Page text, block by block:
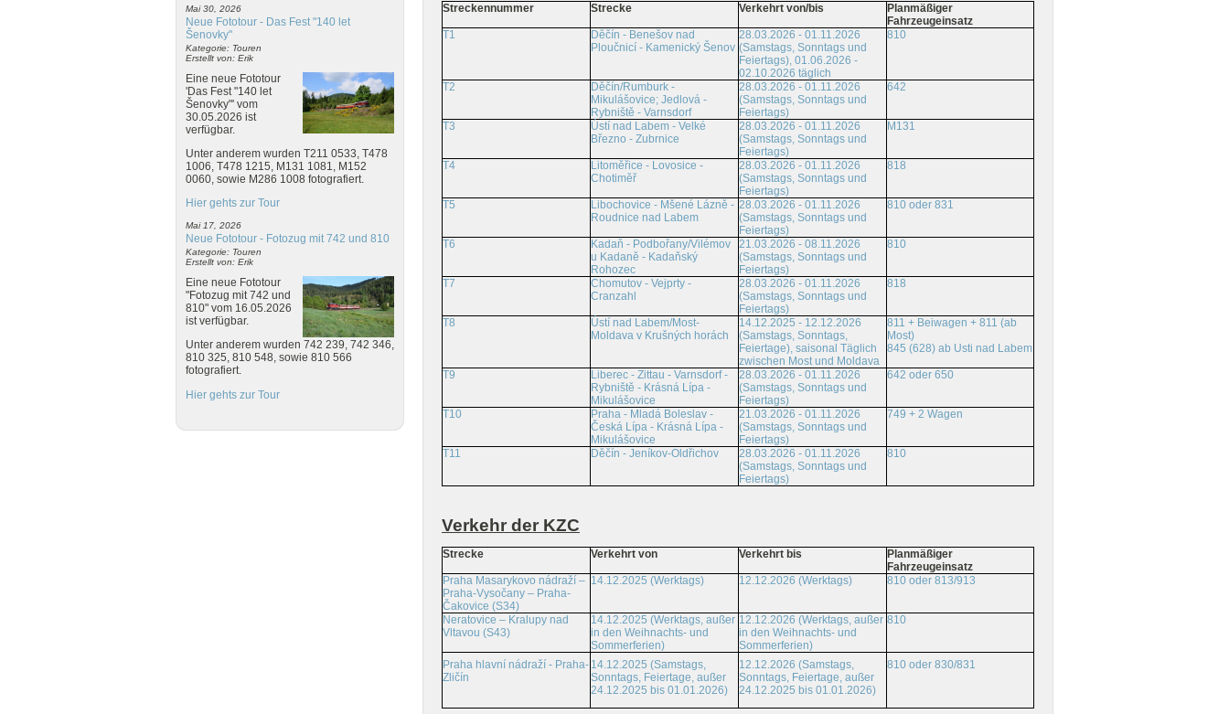
Mai 30, 2026
Neue Fototour - Das Fest "140 let
Šenovky"
Kategorie: Touren
Erstellt von: Erik
Eine neue Fototour
'Das Fest "140 let
Šenovky"' vom
30.05.2026 ist
verfügbar.
Unter anderem wurden T211 0533, T478
1006, T478 1215, M131 1081, M152
0060, sowie M286 1008 fotografiert.
Hier gehts zur Tour
Mai 17, 2026
Neue Fototour - Fotozug mit 742 und 810
Kategorie: Touren
Erstellt von: Erik
Eine neue Fototour
"Fotozug mit 742 und
810" vom 16.05.2026
ist verfügbar.
Unter anderem wurden 742 239, 742 346,
810 325, 810 548, sowie 810 566
fotografiert.
Hier gehts zur Tour
Streckennummer Strecke Verkehrt von/bis
Planmäßiger
Fahrzeugeinsatz
T1
Děčín - Benešov nad
Ploučnicí - Kamenický Šenov
28.03.2026 - 01.11.2026
(Samstags, Sonntags und
Feiertags), 01.06.2026 -
02.10.2026 täglich
810
T2
Děčín/Rumburk -
Mikulášovice; Jedlová -
Rybniště - Varnsdorf
28.03.2026 - 01.11.2026
(Samstags, Sonntags und
Feiertags)
642
T3
Ústí nad Labem - Velké
Březno - Zubrnice
28.03.2026 - 01.11.2026
(Samstags, Sonntags und
Feiertags)
M131
T4
Litoměřice - Lovosice -
Chotiměř
28.03.2026 - 01.11.2026
(Samstags, Sonntags und
Feiertags)
818
T5
Libochovice - Mšené Lázně -
Roudnice nad Labem
28.03.2026 - 01.11.2026
(Samstags, Sonntags und
Feiertags)
810 oder 831
T6
Kadaň - Podbořany/Vilémov
u Kadaně - Kadaňský
Rohozec
21.03.2026 - 08.11.2026
(Samstags, Sonntags und
Feiertags)
810
T7
Chomutov - Vejprty -
Cranzahl
28.03.2026 - 01.11.2026
(Samstags, Sonntags und
Feiertags)
818
T8
Ústí nad Labem/Most-
Moldava v Krušných horách
14.12.2025 - 12.12.2026
(Samstags, Sonntags,
Feiertage), saisonal Täglich
zwischen Most und Moldava
811 + Beiwagen + 811 (ab
Most)
845 (628) ab Usti nad Labem
T9
Liberec - Zittau - Varnsdorf -
Rybniště - Krásná Lípa -
Mikulášovice
28.03.2026 - 01.11.2026
(Samstags, Sonntags und
Feiertags)
642 oder 650
T10
Praha - Mladá Boleslav -
Česká Lípa - Krásná Lípa -
Mikulášovice
21.03.2026 - 01.11.2026
(Samstags, Sonntags und
Feiertags)
749 + 2 Wagen
T11 Děčín - Jeníkov-Oldřichov
28.03.2026 - 01.11.2026
(Samstags, Sonntags und
Feiertags)
810
Verkehr der KZC
Strecke Verkehrt von Verkehrt bis
Planmäßiger
Fahrzeugeinsatz
Praha Masarykovo nádraží –
Praha-Vysočany – Praha-
Čakovice (S34)
14.12.2025 (Werktags) 12.12.2026 (Werktags) 810 oder 813/913
Neratovice – Kralupy nad
Vltavou (S43)
14.12.2025 (Werktags, außer
in den Weihnachts- und
Sommerferien)
12.12.2026 (Werktags, außer
in den Weihnachts- und
Sommerferien)
810
Praha hlavní nádraží - Praha-
Zličín
14.12.2025 (Samstags,
Sonntags, Feiertage, außer
24.12.2025 bis 01.01.2026)
12.12.2026 (Samstags,
Sonntags, Feiertage, außer
24.12.2025 bis 01.01.2026)
810 oder 830/831